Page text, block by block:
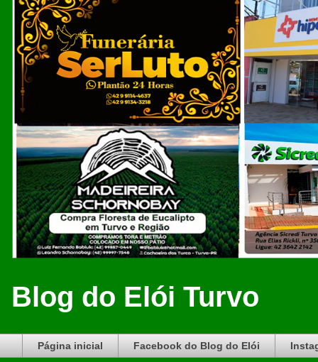
Blog do Elói Turvo
Página inicial Facebook do Blog do Elói